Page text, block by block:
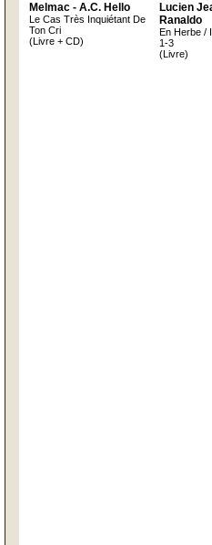
Melmac - A.c. Hello
Le Cas Très Inquiétant De
Ton Cri
(Livre + CD)
Lucien
Ranaldo
En Herbe /
1-3
(Livre)